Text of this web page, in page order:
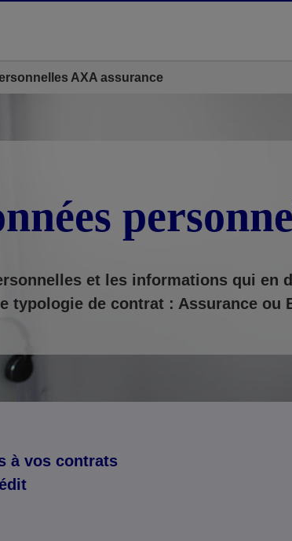
AXA assurance
et les informations qui en
typologie de contrat : Assurance ou
à vos contrats